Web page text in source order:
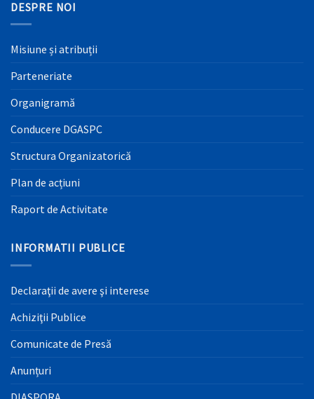
DESPRE NOI
Misiune și atribuții
Parteneriate
Organigramă
Conducere DGASPC
Structura Organizatorică
Plan de acțiuni
Raport de Activitate
INFORMATII PUBLICE
Declaraţii de avere şi interese
Achiziţii Publice
Comunicate de Presă
Anunțuri